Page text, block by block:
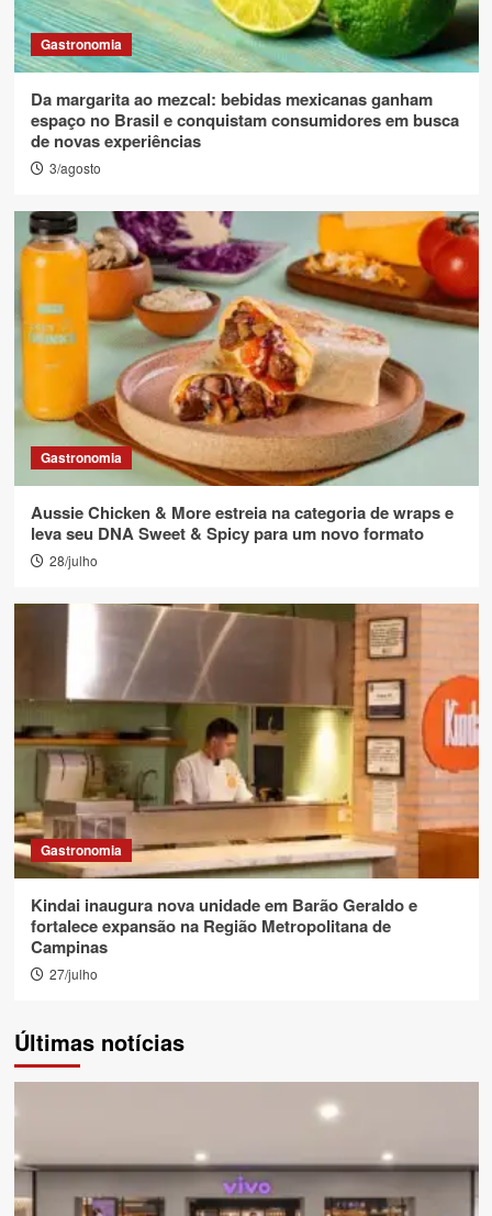
Gastronomia
Da margarita ao mezcal: bebidas mexicanas ganham
espaço no Brasil e conquistam consumidores em busca
de novas experiências
3/agosto
Gastronomia
Aussie Chicken & More estreia na categoria de wraps e
leva seu DNA Sweet & Spicy para um novo formato
28/julho
Gastronomia
Kindai inaugura nova unidade em Barão Geraldo e
fortalece expansão na Região Metropolitana de
Campinas
27/julho
Últimas notícias